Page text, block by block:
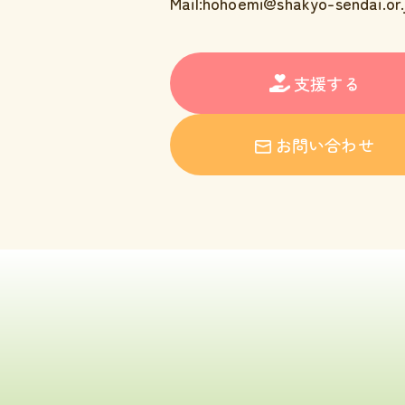
支援する
お問い合わせ